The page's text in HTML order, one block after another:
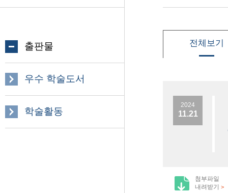
출판물
우수 학술도서
학술활동
전체보기
2024
11.21
첨부파일
내려받기 >